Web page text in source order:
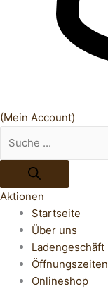
(Mein Account)
Aktionen
Startseite
Über uns
Ladengeschäft
Öffnungszeiten
Onlineshop